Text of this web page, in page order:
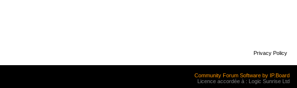
Privacy Policy
Community Forum Software by IP.Board
Licence accordée à : Logic Sunrise Ltd